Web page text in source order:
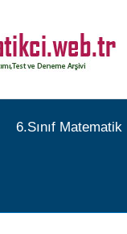
6.Sınıf Matematik